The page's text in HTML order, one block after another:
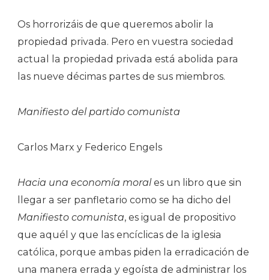
Os horrorizáis de que queremos abolir la
propiedad privada. Pero en vuestra sociedad
actual la propiedad privada está abolida para
las nueve décimas partes de sus miembros.
Manifiesto del partido comunista
Carlos Marx y Federico Engels
Hacia una economía morales un libro que sin
llegar a ser panfletario como se ha dicho del
Manifiesto comunista, es igual de propositivo
que aquél y que las encíclicas de la iglesia
católica, porque ambas piden la erradicación de
una manera errada y egoísta de administrar los